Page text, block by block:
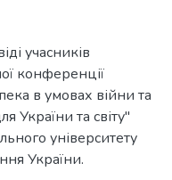
учасників
конференції
в умовах війни та
України та світу"
університету
України.